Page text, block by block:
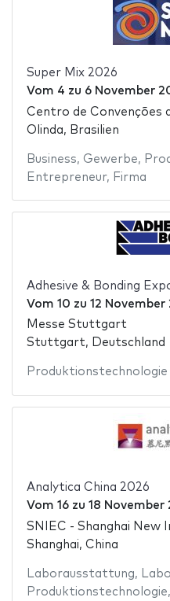
Super Mix 2026
Vom 4 zu 6 November
Centro de Convenções
Olinda, Brasilien
Business, Gewerbe,
Entrepreneur, Firma
Adhesive & Bonding
Vom 10 zu 12 November
Messe Stuttgart
Stuttgart, Deutschland
Produktionstechnologie
Analytica China 2026
Vom 16zu 18 November
SNIEC - Shanghai
Shanghai, China
Laborausstattung,
Produktionstechnologie,